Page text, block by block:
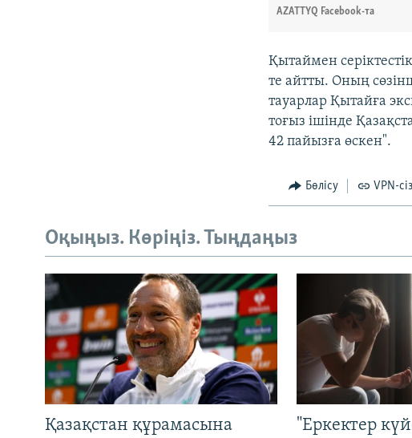
AZATTYQ Facebook-та
Қытаймен
те айтты. Оның
тауарлар Қытайға
тоғыз ішінде
42 пайызға өскен".
Бөлісу VPN-
Оқыңыз. Көріңіз. Тыңдаңыз
Қазақстан құрамасына
"Еркектер